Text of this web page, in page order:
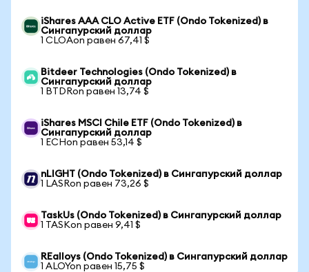
iShares AAA CLO Active ETF (Ondo Tokenized) в
Сингапурский доллар
1 CLOAon равен 67,41 $
Bitdeer Technologies (Ondo Tokenized) в
Сингапурский доллар
1 BTDRon равен 13,74 $
iShares MSCI Chile ETF (Ondo Tokenized) в
Сингапурский доллар
1 ECHon равен 53,14 $
nLIGHT (Ondo Tokenized) в Сингапурский доллар
1 LASRon равен 73,26 $
TaskUs (Ondo Tokenized) в Сингапурский доллар
1 TASKon равен 9,41 $
REalloys (Ondo Tokenized) в Сингапурский доллар
1 ALOYon равен 15,75 $